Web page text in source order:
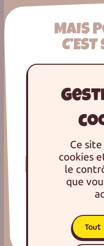
Ce
cookies
le
que
Tout
MAIS
Lait français
Nos